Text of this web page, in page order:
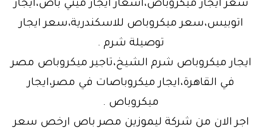
سعر ايجار ميكروباص،اسعار ايجار ميني باص،ايجار
اتوبيس،سعر ميكروباص للاسكندرية،سعر ايجار
توصيلة شرم .
ايجار ميكروباص شرم الشيخ،تاجير ميكروباص مصر
في القاهرة،ايجار ميكروباصات في مصر،ايجار
ميكروباص .
اجر الان من شركة ليموزين مصر باص ارخص سعر